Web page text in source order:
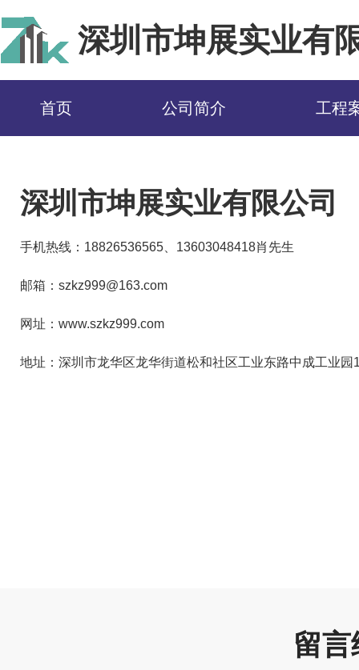
深圳市坤展实业有
首页 公司简介 工程
深圳市坤展实业有限公司
手机热线：18826536565、13603048418肖先生
邮箱：szkz999@163.com
网址：www.szkz999.com
地址：深圳市龙华区龙华街道松和社区工业东路中成工业园
留